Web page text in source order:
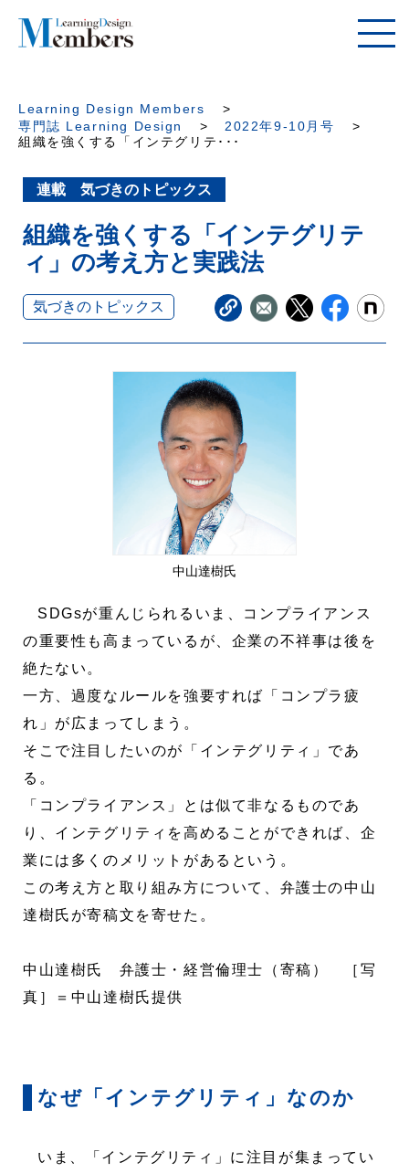
Learning Design Members
専門誌 Learning Design
2022年9-10月号
組織を強くする「インテグリテ･･･
連載 気づきのトピックス
組織を強くする「インテグリテ
ィ」の考え方と実践法
気づきのトピックス
中山達樹氏
SDGsが重んじられるいま、コンプライアンス
の重要性も高まっているが、企業の不祥事は後を
絶たない。
一方、過度なルールを強要すれば「コンプラ疲
れ」が広まってしまう。
そこで注目したいのが「インテグリティ」であ
る。
「コンプライアンス」とは似て非なるものであ
り、インテグリティを高めることができれば、企
業には多くのメリットがあるという。
この考え方と取り組み方について、弁護士の中山
達樹氏が寄稿文を寄せた。
中山達樹氏 弁護士・経営倫理士（寄稿） ［写
真］＝中山達樹氏提供
なぜ「インテグリティ」なのか
いま、「インテグリティ」に注目が集まってい